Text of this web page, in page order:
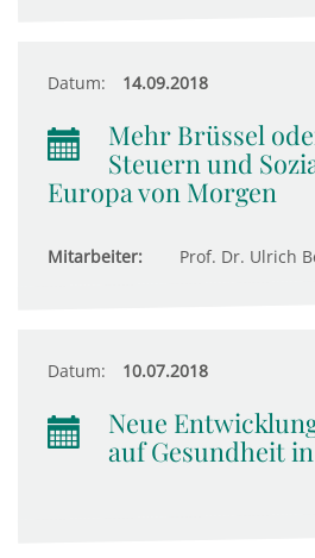
Datum: 14.09.2018
Mehr Brüssel
Steuern und
Europa von Morgen
Mitarbeiter: Prof. Dr. Ulrich
Datum: 10.07.2018
Neue
auf Gesundheit